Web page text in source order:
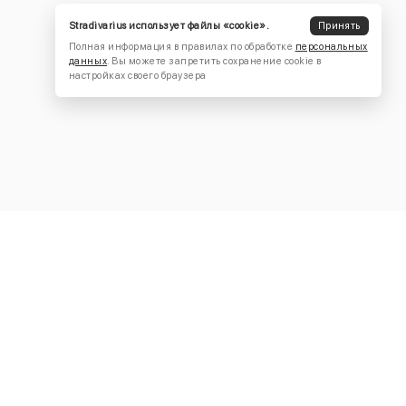
Stradivarius использует файлы «cookie».
Принять
Полная информация в правилах по обработке персональных
данных. Вы можете запретить сохранение cookie в
настройках своего браузера